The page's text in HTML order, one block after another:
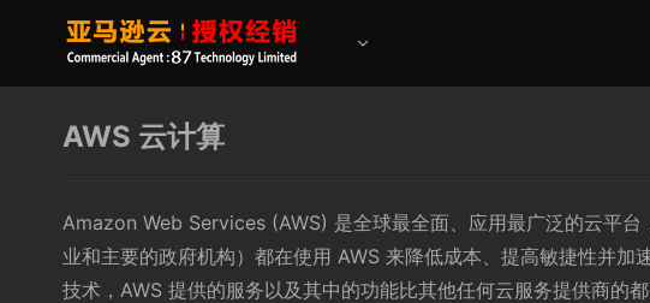
AWS 云计算
Amazon Web Services (AWS) 是全球最全面、应用最广泛的云平
业和主要的政府机构）都在使用 AWS 来降低成本、提高敏捷性并
技术，AWS 提供的服务以及其中的功能比其他任何云服务提供商的